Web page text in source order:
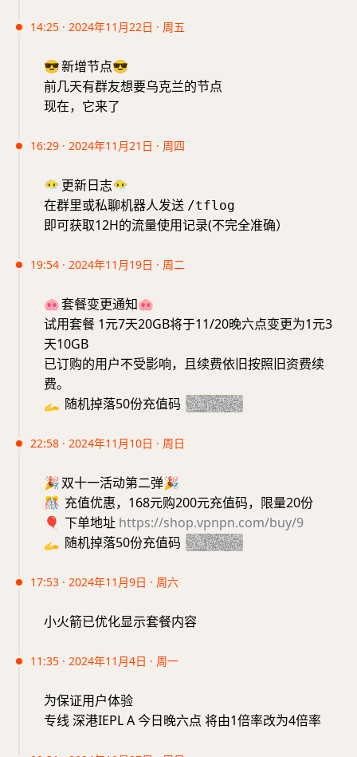
14:25 · 2024年11月22日 · 周五
😎新增节点😎
前几天有群友想要乌克兰的节点
现在，它来了
16:29 · 2024年11月21日 · 周四
😶‍🌫️更新日志😶‍🌫️
在群里或私聊机器人发送 /tflog
即可获取12H的流量使用记录(不完全准确）
19:54 · 2024年11月19日 · 周二
🐽套餐变更通知🐽
试用套餐 1元7天20GB将于11/20晚六点变更为1元3
天10GB
已订购的用户不受影响，且续费依旧按照旧资费续
费。
🫴 随机掉落50份充值码 20241119
22:58 · 2024年11月10日 · 周日
🎉双十一活动第二弹🎉
🎊 充值优惠，168元购200元充值码，限量20份
🎈 下单地址 https://shop.vpnpn.com/buy/9
🫴 随机掉落50份充值码 20241111
17:53 · 2024年11月9日 · 周六
小火箭已优化显示套餐内容
11:35 · 2024年11月4日 · 周一
为保证用户体验
专线 深港IEPL A 今日晚六点 将由1倍率改为4倍率